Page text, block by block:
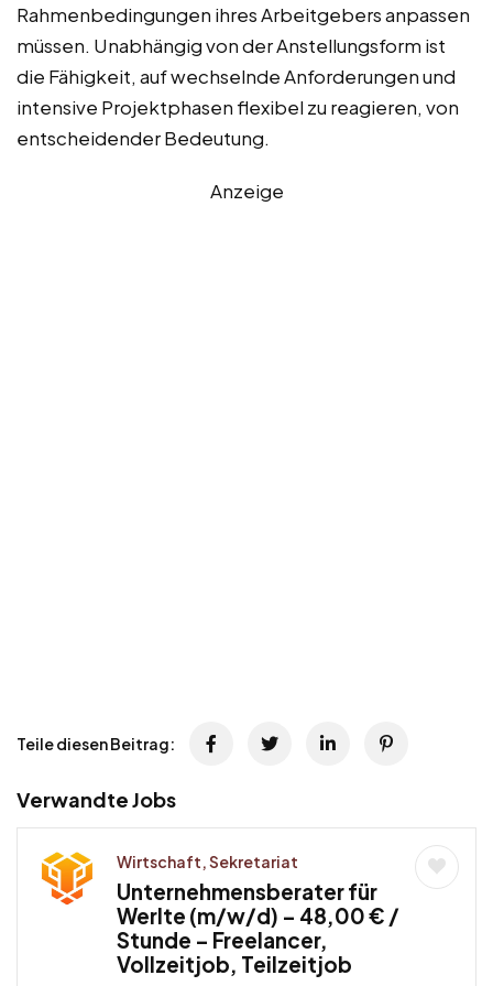
Rahmenbedingungen ihres Arbeitgebers anpassen
müssen. Unabhängig von der Anstellungsform ist
die Fähigkeit, auf wechselnde Anforderungen und
intensive Projektphasen flexibel zu reagieren, von
entscheidender Bedeutung.
Anzeige
Teile diesen Beitrag:
Verwandte Jobs
Wirtschaft, Sekretariat
Unternehmensberater für
Werlte (m/w/d) – 48,00 € /
Stunde – Freelancer,
Vollzeitjob, Teilzeitjob